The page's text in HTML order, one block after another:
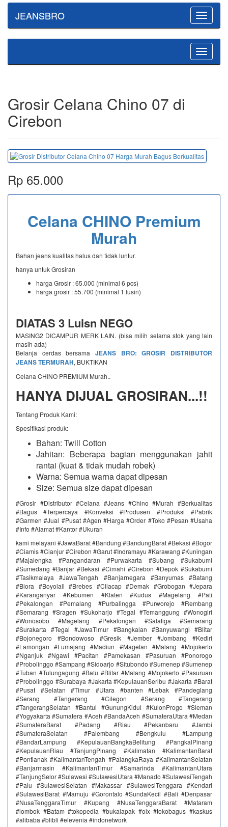
Toggle
JEANSBRO
Toggle
Grosir Celana Chino 07 di
Cirebon
Rp 65.000
Celana CHINO Premium
Murah
Bahan jeans kualitas halus dan tidak luntur.
hanya untuk Grosiran
harga Grosir : 65.000 (minimal 6 pcs)
harga grosir : 55.700 (minimal 1 lusin)
DIATAS 3 Luisn NEGO
MASING2 DICAMPUR MERK LAIN. (bisa milih selama stok yang lain
masih ada)
Belanja cerdas bersama JEANS BRO: GROSIR DISTRIBUTOR
JEANS TERMURAH, BUKTIKAN
Celana CHINO PREMIUM Murah..
HANYA DIJUAL GROSIRAN...!!
Tentang Produk Kami:
Spesifikasi produk:
Bahan: Twill Cotton
Jahitan: Beberapa bagian menggunakan jahit
rantai (kuat & tidak mudah robek)
Warna: Semua warna dapat dipesan
Size: Semua size dapat dipesan ​​
#Grosir #Distributor #Celana #Jeans #Chino #Murah #Berkualitas
#Bagus #Terpercaya #Konveksi #Produsen #Produksi #Pabrik
#Garmen #Jual #Pusat #Agen #Harga #Order #Toko #Pesan #Usaha
#Info #Alamat #Kantor #Ukuran
kami melayani #JawaBarat #Bandung #BandungBarat #Bekasi #Bogor
#Ciamis #Cianjur #Cirebon #Garut #Indramayu #Karawang #Kuningan
#Majalengka #Pangandaran #Purwakarta #Subang #Sukabumi
#Sumedang #Banjar #Bekasi #Cimahi #Cirebon #Depok #Sukabumi
#Tasikmalaya #JawaTengah #Banjarnegara #Banyumas #Batang
#Blora #Boyolali #Brebes #Cilacap #Demak #Grobogan #Jepara
#Karanganyar #Kebumen #Klaten #Kudus #Magelang #Pati
#Pekalongan #Pemalang #Purbalingga #Purworejo #Rembang
#Semarang #Sragen #Sukoharjo #Tegal #Temanggung #Wonogiri
#Wonosobo #Magelang #Pekalongan #Salatiga #Semarang
#Surakarta #Tegal #JawaTimur #Bangkalan #Banyuwangi #Blitar
#Bojonegoro #Bondowoso #Gresik #Jember #Jombang #Kediri
#Lamongan #Lumajang #Madiun #Magetan #Malang #Mojokerto
#Nganjuk #Ngawi #Pacitan #Pamekasan #Pasuruan #Ponorogo
#Probolinggo #Sampang #Sidoarjo #Situbondo #Sumenep #Sumenep
#Tuban #Tulungagung #Batu #Blitar #Malang #Mojokerto #Pasuruan
#Probolinggo #Surabaya #Jakarta #KepulauanSeribu #Jakarta #Barat
#Pusat #Selatan #Timur #Utara #banten #Lebak #Pandeglang
#Serang #Tangerang #Cilegon #Serang #Tangerang
#TangerangSelatan #Bantul #GunungKidul #KulonProgo #Sleman
#Yogyakarta #Sumatera #Aceh #BandaAceh #SumateraUtara #Medan
#SumateraBarat #Padang #Riau #Pekanbaru #Jambi
#SumateraSelatan #Palembang #Bengkulu #Lampung
#BandarLampung #KepulauanBangkaBelitung #PangkalPinang
#KepulauanRiau #TanjungPinang #Kalimatan #KalimantanBarat
#Pontianak #KalimantanTengah #PalangkaRaya #KalimantanSelatan
#Banjarmasin #KalimantanTimur #Samarinda #KalimantanUtara
#TanjungSelor #Sulawesi #SulawesiUtara #Manado #SulawesiTengah
#Palu #SulawesiSelatan #Makassar #SulawesiTenggara #Kendari
#SulawesiBarat #Mamuju #Gorontalo #SundaKecil #Bali #Denpasar
#NusaTenggaraTimur #Kupang #NusaTenggaraBarat #Mataram
#lombok #Batam #tokopedia #bukalapak #olx #tokobagus #kaskus
#alibaba #blibli #elevenia #indonetwork